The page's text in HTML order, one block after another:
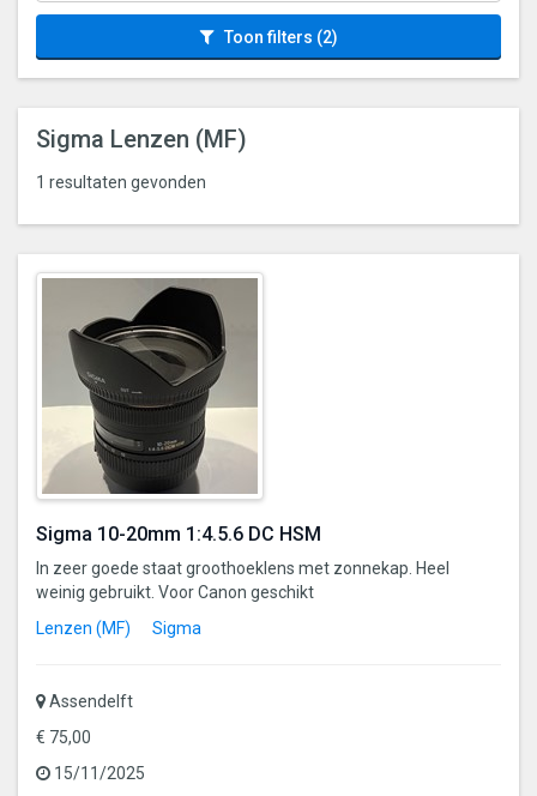
Toon filters (2)
Sigma Lenzen (MF)
1 resultaten gevonden
Sigma 10-20mm 1:4.5.6 DC HSM
In zeer goede staat groothoeklens met zonnekap. Heel
weinig gebruikt. Voor Canon geschikt
Lenzen (MF)
Sigma
Assendelft
€ 75,00
15/11/2025